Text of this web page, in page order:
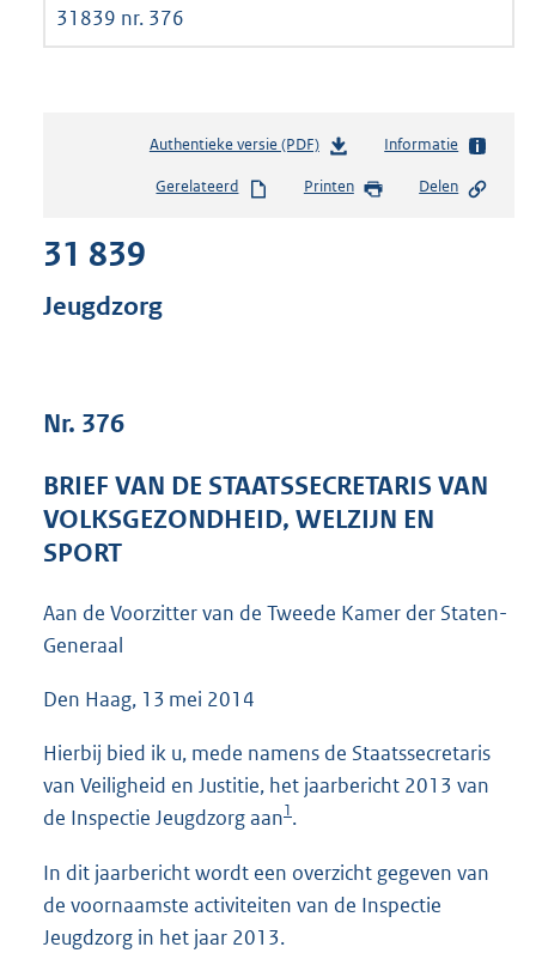
31839 nr. 376
Authentieke versie (PDF)b
s
e
:
b
Informatie
Gerelateerd Printen Delen
31 839
Jeugdzorg
Nr. 376
BRIEF VAN DE STAATSSECRETARIS VAN
VOLKSGEZONDHEID, WELZIJN EN
SPORT
Aan de Voorzitter van de Tweede Kamer der Staten-
Generaal
Den Haag, 13 mei 2014
Hierbij bied ik u, mede namens de Staatssecretaris
van Veiligheid en Justitie, het jaarbericht 2013 van
de Inspectie Jeugdzorg aan1.
In dit jaarbericht wordt een overzicht gegeven van
de voornaamste activiteiten van de Inspectie
Jeugdzorg in het jaar 2013.